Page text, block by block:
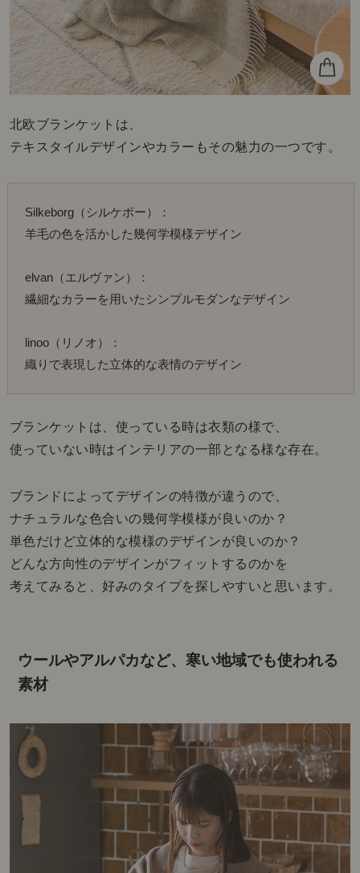
北欧ブランケットは、
テキスタイルデザインやカラーもその魅力の一つです。
Silkeborg（シルケボー）：
羊毛の色を活かした幾何学模様デザイン
elvan（エルヴァン）：
繊細なカラーを用いたシンプルモダンなデザイン
linoo（リノオ）：
織りで表現した立体的な表情のデザイン
ブランケットは、使っている時は衣類の様で、
使っていない時はインテリアの一部となる様な存在。
ブランドによってデザインの特徴が違うので、
ナチュラルな色合いの幾何学模様が良いのか？
単色だけど立体的な模様のデザインが良いのか？
どんな方向性のデザインがフィットするのかを
考えてみると、好みのタイプを探しやすいと思います。
ウールやアルパカなど、寒い地域でも使われる
素材